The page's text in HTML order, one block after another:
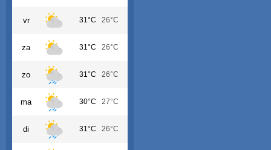
vr 31°C 26°C
za 31°C 26°C
zo 31°C 26°C
ma 30°C 27°C
di 31°C 26°C